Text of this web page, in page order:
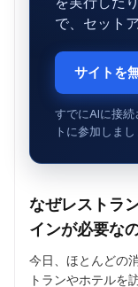
で、セット
サイトを
すでにAIに接
トに参加しまし
なぜレストラ
インが必要な
今日、ほとんどの
トランやホテルを